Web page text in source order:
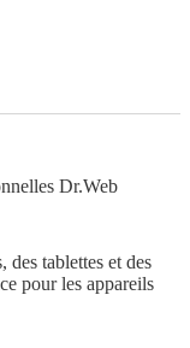
Dr.Web
des tablettes et des
pour les appareils